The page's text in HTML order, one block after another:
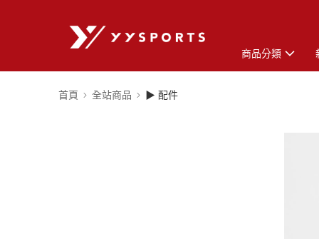
商品分類
首頁 全站商品 ▶ 配件